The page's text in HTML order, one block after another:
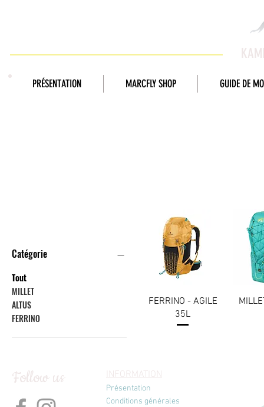
PRÉSENTATION MARCFLY SHOP GUIDE DE
Catégorie
Tout
MILLET
ALTUS
FERRINO
FERRINO - AGILE
35L
Follow us INFORMATION
Présentation
Conditions générales